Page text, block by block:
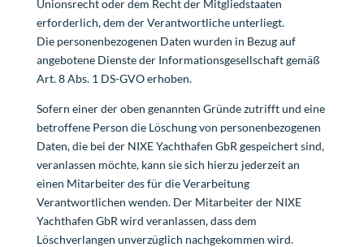
Unionsrecht oder dem Recht der Mitgliedstaaten
erforderlich, dem der Verantwortliche unterliegt.
Die personenbezogenen Daten wurden in Bezug auf
angebotene Dienste der Informationsgesellschaft gemäß
Art. 8 Abs. 1 DS-GVO erhoben.
Sofern einer der oben genannten Gründe zutrifft und eine
betroffene Person die Löschung von personenbezogenen
Daten, die bei der NIXE Yachthafen GbR gespeichert sind,
veranlassen möchte, kann sie sich hierzu jederzeit an
einen Mitarbeiter des für die Verarbeitung
Verantwortlichen wenden. Der Mitarbeiter der NIXE
Yachthafen GbR wird veranlassen, dass dem
Löschverlangen unverzüglich nachgekommen wird.